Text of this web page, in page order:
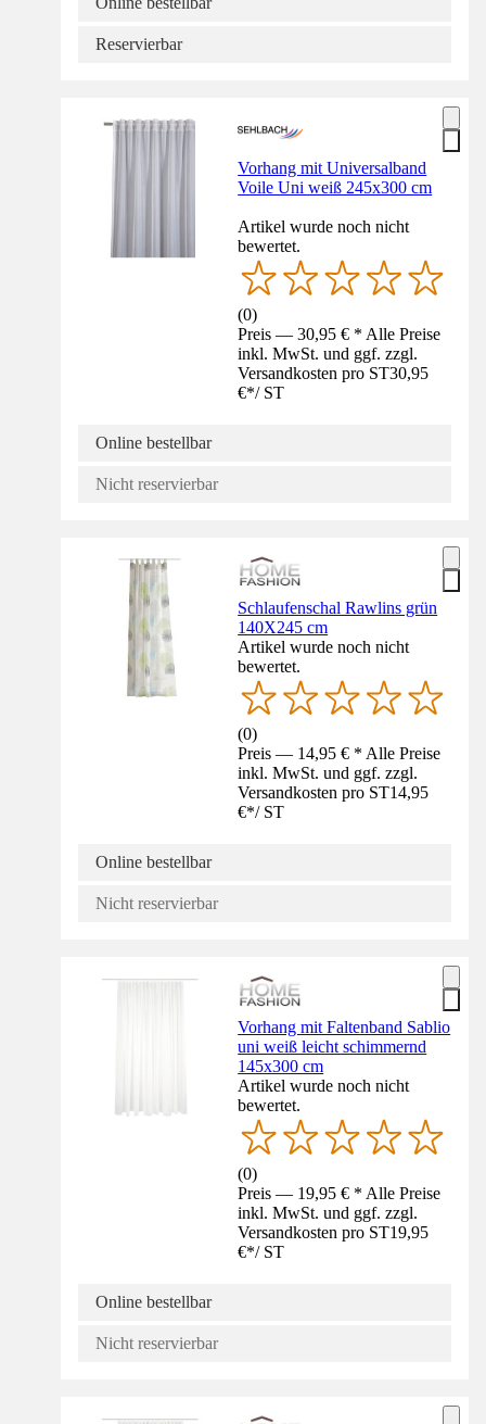
Reservierbar
Vorhang mit Universalband
Voile Uni weiß 245x300 cm
Artikel wurde noch nicht
bewertet.
(0)
Preis — 30,95 € * Alle Preise
inkl. MwSt. und ggf. zzgl.
Versandkosten pro ST30,95
€*/ ST
Online bestellbar
Nicht reservierbar
Schlaufenschal Rawlins grün
140X245 cm
Artikel wurde noch nicht
bewertet.
(0)
Preis — 14,95 € * Alle Preise
inkl. MwSt. und ggf. zzgl.
Versandkosten pro ST14,95
€*/ ST
Online bestellbar
Nicht reservierbar
Vorhang mit Faltenband Sablio
uni weiß leicht schimmernd
145x300 cm
Artikel wurde noch nicht
bewertet.
(0)
Preis — 19,95 € * Alle Preise
inkl. MwSt. und ggf. zzgl.
Versandkosten pro ST19,95
€*/ ST
Online bestellbar
Nicht reservierbar